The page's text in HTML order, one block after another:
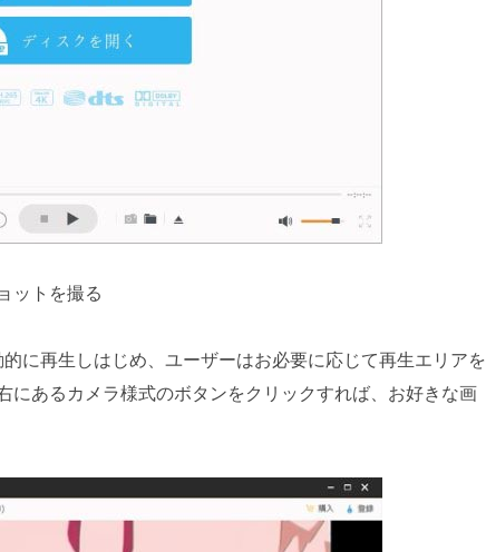
ットを撮る
に再生しはじめ、ユーザーはお必要に応じて再生エリアを
にあるカメラ様式のボタンをクリックすれば、お好きな画